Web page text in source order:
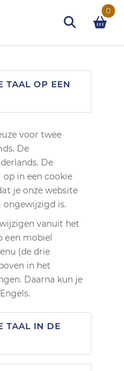
0
Zoek
TAAL OP EEN
voor twee
De
De
in een cookie
je onze website
ongewijzigd is.
vanuit het
een mobiel
(de drie
in het
Daarna kun je
TAAL IN DE